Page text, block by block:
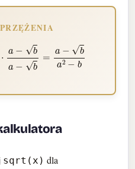
−b
sqrt(x) dla